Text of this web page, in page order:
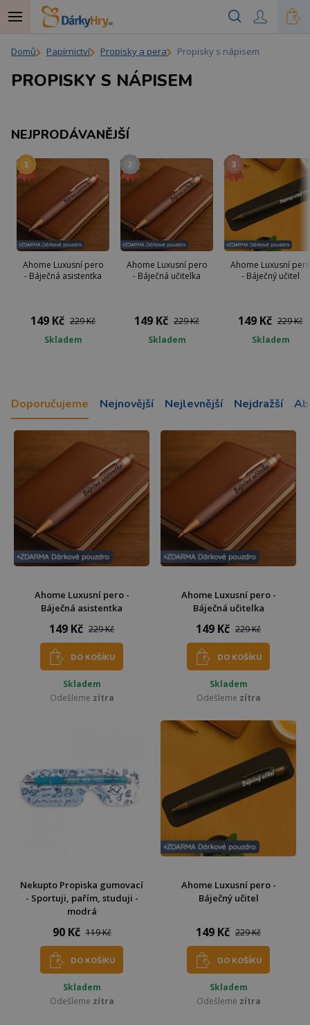
Domů Papírnictví Propisky a pera Propisky s nápisem
PROPISKY S NÁPISEM
NEJPRODÁVANĚJŠÍ
Ahome Luxusní pero
- Báječná asistentka
149 Kč 229 Kč
Skladem
Ahome Luxusní pero
- Báječná učitelka
149 Kč 229 Kč
Skladem
Ahome Luxusní
- Báječný učitel
149 Kč 229 Kč
Skladem
Doporučujeme Nejnovější Nejlevnější Nejdražší
Ahome Luxusní pero -
Báječná asistentka
149 Kč 229 Kč
DO KOŠÍKU
Skladem
Odešleme zítra
Ahome Luxusní pero -
Báječná učitelka
149 Kč 229 Kč
DO KOŠÍKU
Skladem
Odešleme zítra
Nekupto Propiska gumovací
- Sportuji, pařím, studuji -
modrá
90 Kč 119 Kč
DO KOŠÍKU
Skladem
Odešleme zítra
Ahome Luxusní pero -
Báječný učitel
149 Kč 229 Kč
DO KOŠÍKU
Skladem
Odešleme zítra